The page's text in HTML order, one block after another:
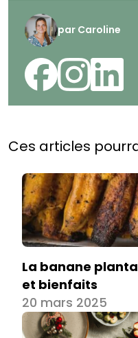
par Caroline
Ces articles
La banane
et bienfaits
20 mars 2025